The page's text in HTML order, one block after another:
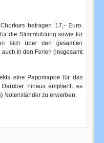
betragen 17,- Euro.
die Stimmbildung sowie für
sich über den gesamten
in den Ferien (insgesamt
eine Pappmappe für das
hinaus empfiehlt es
Notenständer zu erwerben.